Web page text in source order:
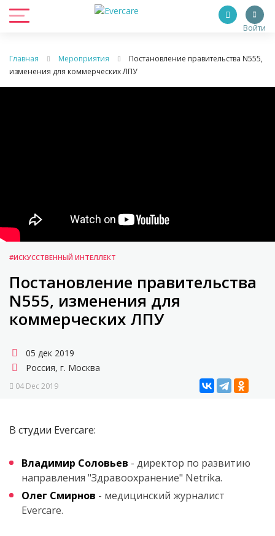
Войти
Главная Мероприятия
Постановление правительства N555,
изменения для коммерческих ЛПУ
#ИСКУССТВЕННЫЙ ИНТЕЛЛЕКТ
Постановление правительства
N555, изменения для
коммерческих ЛПУ
05 дек 2019
Россия, г. Москва
04 Dec 2019
В студии Evercare:
Владимир Соловьев - директор по развитию
направления "Здравоохранение" Netrika.
Олег Смирнов - медицинский журналист
Evercare.